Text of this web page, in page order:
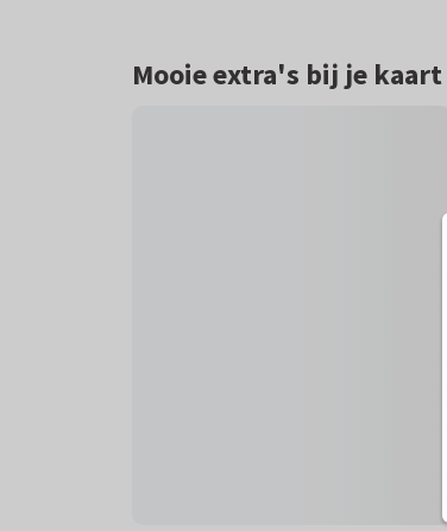
Mooie extra's bij je kaart